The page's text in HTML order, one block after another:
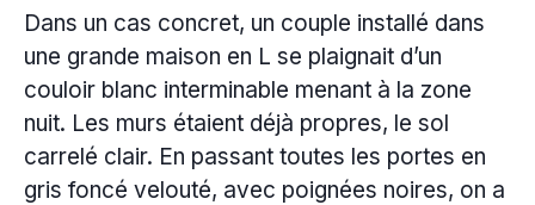
Dans un cas concret, un couple installé dans
une grande maison en L se plaignait d’un
couloir blanc interminable menant à la zone
nuit. Les murs étaient déjà propres, le sol
carrelé clair. En passant toutes les portes en
gris foncé velouté, avec poignées noires, on a